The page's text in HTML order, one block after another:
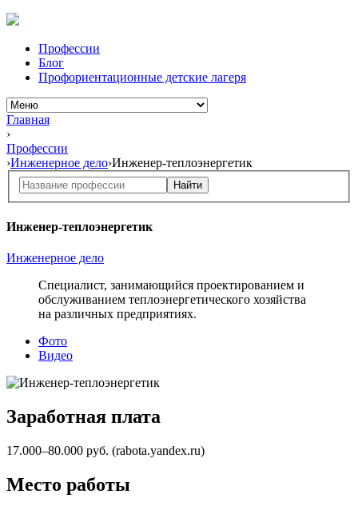
Профессии
Блог
Профориентационные детские лагеря
Главная
›
Профессии
›Инженерное дело›Инженер-теплоэнергетик
Найти
Инженер-теплоэнергетик
Инженерное дело
Специалист, занимающийся проектированием и
обслуживанием теплоэнергетического хозяйства
на различных предприятиях.
Фото
Видео
Заработная плата
17.000–80.000 руб. (rabota.yandex.ru)
Место работы